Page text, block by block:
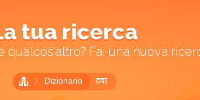
tua ricerca
qualcos'altro? Fai una nuova
Dizionario हवा